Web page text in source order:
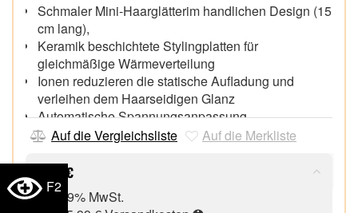
F2
Schmaler Mini-Haarglätterim handlichen Design (15
cm lang),
Keramik beschichtete Stylingplatten für
gleichmäßige Wärmeverteilung
Ionen reduzieren die statische Aufladung und
verleihen dem Haarseidigen Glanz
Automatische Spannungsanpassung,
hitzebeständige Aufbewahrungstasche,
Auf die Vergleichsliste Auf die Merkliste
16,99 €
inkl. 19% MwSt.